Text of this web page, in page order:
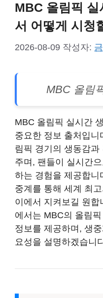
MBC 올림픽 실
서 어떻게 시청
2026-08-09 작성자:
MBC 올림
MBC 올림픽 실시간
중요한 정보 출처입
림픽 경기의 생동감과
주며, 팬들이 실시간
하는 경험을 제공합니
중계를 통해 세계 최
이에서 지켜보길 원
에서는 MBC의 올림
정보를 제공하며, 생
요성을 설명하겠습니